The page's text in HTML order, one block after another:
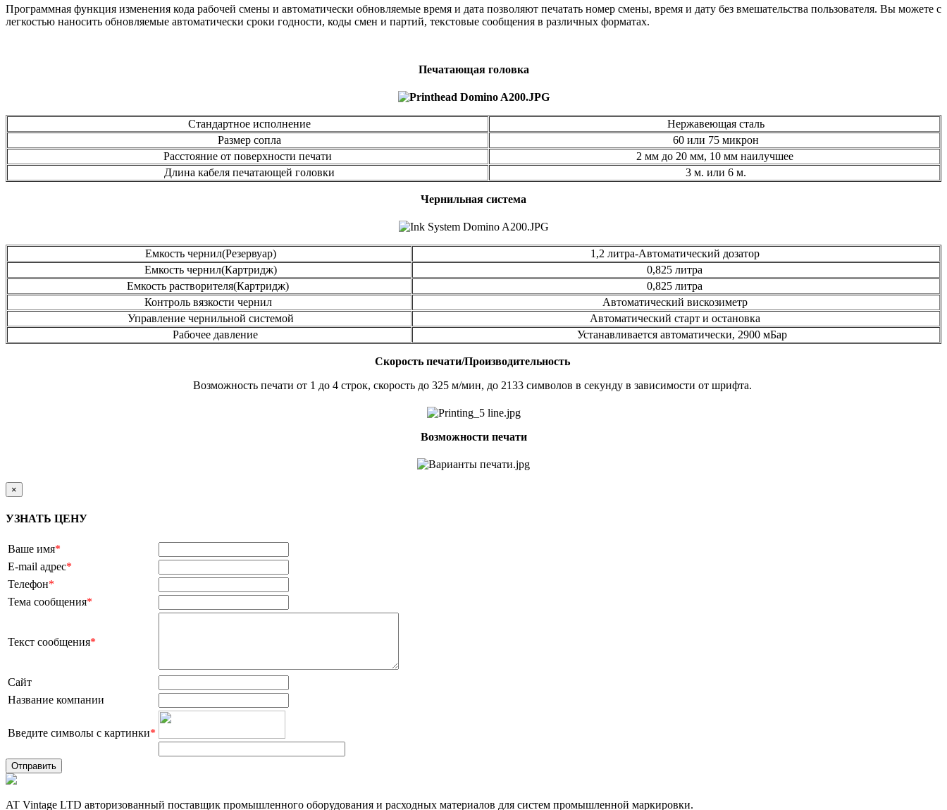
Программная функция изменения кода рабочей смены и автоматически обновляемые время и дата позволяют печатать номер смены, время и дату без вмешательства пользователя. Вы можете с
легкостью наносить обновляемые автоматически сроки годности, коды смен и партий, текстовые сообщения в различных форматах.
Печатающая головка
Стандартное исполнение
Нержавеющая сталь
Размер сопла
60 или 75 микрон
Расстояние от поверхности печати
2 мм до 20 мм, 10 мм наилучшее
Длина кабеля печатающей головки
3 м. или 6 м.
Чернильная система
Емкость чернил(Резервуар)
1,2 литра-Автоматический дозатор
Емкость чернил(Картридж)
0,825 литра
Емкость растворителя(Картридж)
0,825 литра
Контроль вязкости чернил
Автоматический вискозиметр
Управление чернильной системой
Автоматический старт и остановка
Рабочее давление
Устанавливается автоматически, 2900 мБар
Скорость печати/Производительность
Возможность печати от 1 до 4 строк, скорость до 325 м/мин, до 2133 символов в секунду в зависимости от шрифта.
Возможности печати
×
УЗНАТЬ ЦЕНУ
Ваше имя*
E-mail адрес*
Телефон*
Тема сообщения*
Текст сообщения*
Сайт
Название компании
Введите символы с картинки*
AT Vintage LTD авторизованный поставщик промышленного оборудования и расходных материалов для систем промышленной маркировки.